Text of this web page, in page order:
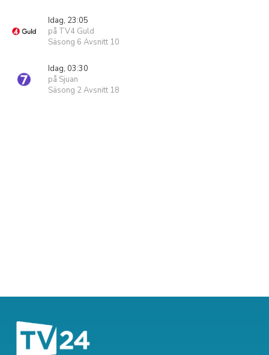
Idag, 23:05
på TV4 Guld
Säsong 6 Avsnitt 10
Idag, 03:30
på Sjuan
Säsong 2 Avsnitt 18